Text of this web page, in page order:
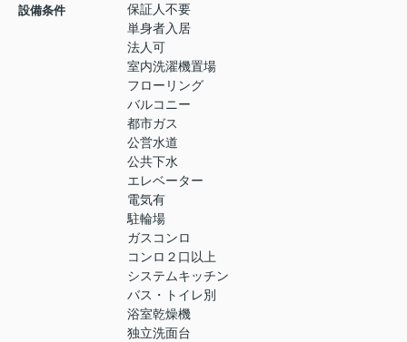
設備条件
保証人不要
単身者入居
法人可
室内洗濯機置場
フローリング
バルコニー
都市ガス
公営水道
公共下水
エレベーター
電気有
駐輪場
ガスコンロ
コンロ２口以上
システムキッチン
バス・トイレ別
浴室乾燥機
独立洗面台